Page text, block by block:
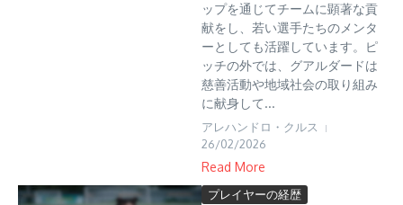
ップを通じてチームに顕著な貢
献をし、若い選手たちのメンタ
ーとしても活躍しています。ピ
ッチの外では、グアルダードは
慈善活動や地域社会の取り組み
に献身して...
アレハンドロ・クルス
26/02/2026
Read More
プレイヤーの経歴